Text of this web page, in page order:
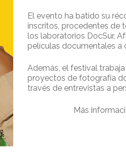
El evento ha batido su
inscritos, procedentes de
los laboratorios DocSur,
películas documentales a
Además, el festival
proyectos de fotografía
través de entrevistas a
Más